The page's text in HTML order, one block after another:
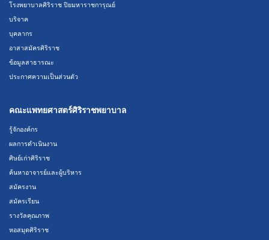
โรงพยาบาลศิริราช ปิยมหาราชการุณย์
บริจาค
บุคลากร
อาสาสมัครศิริราช
ข้อมูลสาธารณะ
ประกาศความเป็นส่วนตัว
คณะแพทยศาสตร์ศิริราชพยาบาล
รู้จักองค์กร
ผลการดำเนินงาน
ศิษย์เก่าศิริราช
ค้นหาอาจารย์และผู้บริหาร
สมัครงาน
สมัครเรียน
รางวัลคุณภาพ
หอสมุดศิริราช